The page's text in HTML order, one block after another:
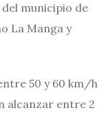
municipio de
La Manga y
50 y 60 km/h
alcanzar entre 2